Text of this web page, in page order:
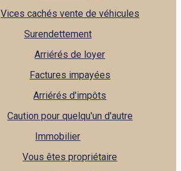
Vices cachés vente de véhicules
Surendettement
Arriérés de loyer
Factures impayées
Arriérés d'impôts
Caution pour quelqu'un d'autre
Immobilier
Vous êtes propriétaire